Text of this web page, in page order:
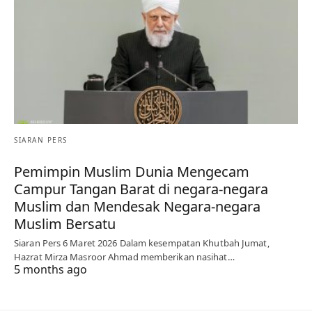
SIARAN PERS
Pemimpin Muslim Dunia Mengecam
Campur Tangan Barat di negara-negara
Muslim dan Mendesak Negara-negara
Muslim Bersatu
Siaran Pers 6 Maret 2026 Dalam kesempatan Khutbah Jumat,
Hazrat Mirza Masroor Ahmad memberikan nasihat…
5 months ago